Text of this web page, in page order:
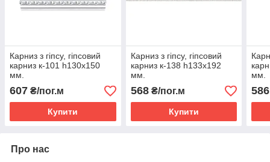
Карниз з гіпсу, гіпсовий
карниз к-101 һ130х150
мм.
607 ₴/пог.м
Купити
Карниз з гіпсу, гіпсовий
карниз к-138 һ133х192
мм.
568₴/пог.м
Купити
мм.
586
Про нас